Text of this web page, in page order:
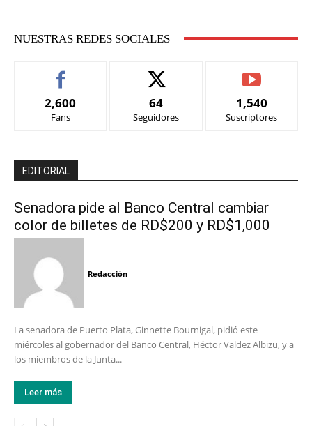
NUESTRAS REDES SOCIALES
2,600
Fans
64
Seguidores
1,540
Suscriptores
EDITORIAL
Senadora pide al Banco Central cambiar
color de billetes de RD$200 y RD$1,000
Redacción
La senadora de Puerto Plata, Ginnette Bournigal, pidió este
miércoles al gobernador del Banco Central, Héctor Valdez Albizu, y a
los miembros de la Junta...
Leer más